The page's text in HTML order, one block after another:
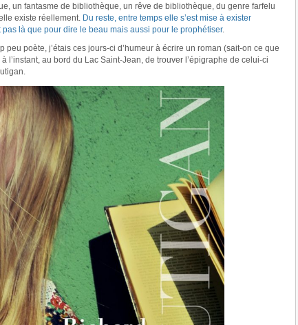
un fantasme de bibliothèque, un rêve de bibliothèque, du genre farfelu
existe réellement. Du reste, entre temps elle s’est mise à exister
là que pour dire le beau mais aussi pour le prophétiser.
peu poète, j’étais ces jours-ci d’humeur à écrire un roman (sait-on ce que
l’instant, au bord du Lac Saint-Jean, de trouver l’épigraphe de celui-ci